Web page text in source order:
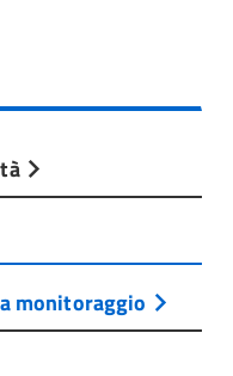
monitoraggio